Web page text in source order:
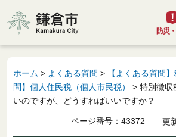
鎌倉市
防災
ホーム > よくある質問 > 【よくある質問
問】個人住民税（個人市民税）
> 特別徴収
いのですが、どうすればいいですか？
ページ番号：43372 更